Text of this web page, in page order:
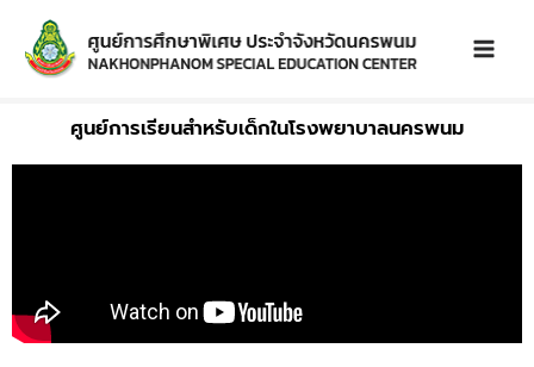
content
ศูนย์การเรียนสำหรับเด็กในโรงพยาบาลนครพนม